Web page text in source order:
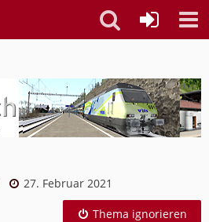
27. Februar 2021
Thema ignorieren